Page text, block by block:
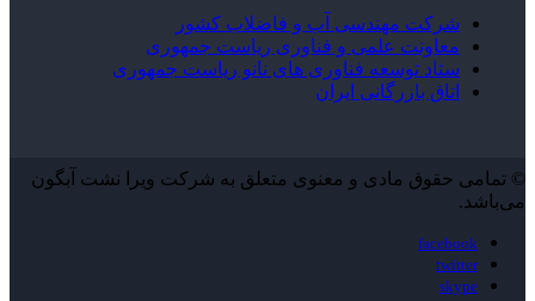
شرکت مهندسی آب و فاضلاب کشور
معاونت علمی و فناوری ریاست جمهوری
ستاد توسعه فناوری های نانو ریاست جمهوری
اتاق بازرگانی ایران
© تمامی حقوق مادی و معنوی متعلق به شرکت ویرا نشت آبگون
می‌باشد.
facebook
twitter
skype